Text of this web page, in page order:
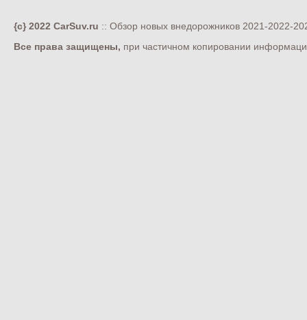
{c} 2022 CarSuv.ru :: Обзор новых внедорожников 2021-2022-
Все права защищены, при частичном копировании